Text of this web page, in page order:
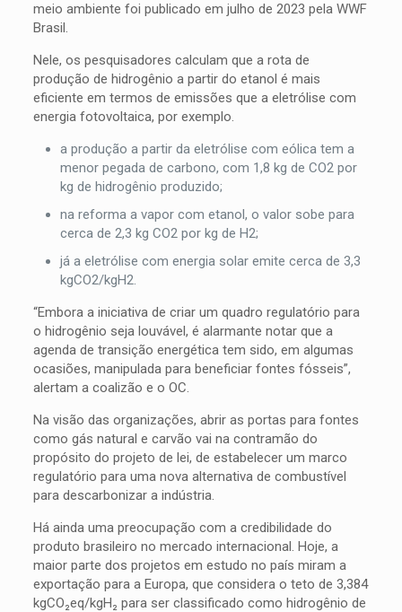
meio ambiente foi publicado em julho de 2023 pela WWF
Brasil.
Nele, os pesquisadores calculam que a rota de
produção de hidrogênio a partir do etanol é mais
eficiente em termos de emissões que a eletrólise com
energia fotovoltaica, por exemplo.
a produção a partir da eletrólise com eólica tem a
menor pegada de carbono, com 1,8 kg de CO2 por
kg de hidrogênio produzido;
na reforma a vapor com etanol, o valor sobe para
cerca de 2,3 kg CO2 por kg de H2;
já a eletrólise com energia solar emite cerca de 3,3
kgCO2/kgH2.
“Embora a iniciativa de criar um quadro regulatório para
o hidrogênio seja louvável, é alarmante notar que a
agenda de transição energética tem sido, em algumas
ocasiões, manipulada para beneficiar fontes fósseis”,
alertam a coalizão e o OC.
Na visão das organizações, abrir as portas para fontes
como gás natural e carvão vai na contramão do
propósito do projeto de lei, de estabelecer um marco
regulatório para uma nova alternativa de combustível
para descarbonizar a indústria.
Há ainda uma preocupação com a credibilidade do
produto brasileiro no mercado internacional. Hoje, a
maior parte dos projetos em estudo no país miram a
exportação para a Europa, que considera o teto de 3,384
kgCO₂eq/kgH₂ para ser classificado como hidrogênio de